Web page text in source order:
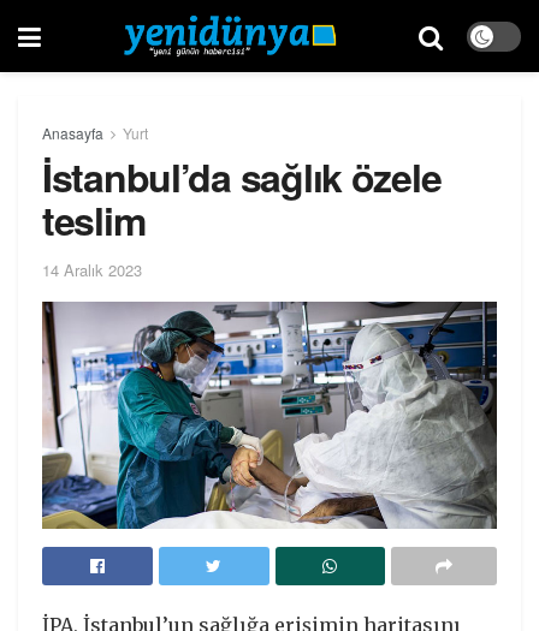
Anasayfa Yurt
İstanbul’da sağlık özele
teslim
14 Aralık 2023
İPA, İstanbul’un sağlığa erişimin haritasını